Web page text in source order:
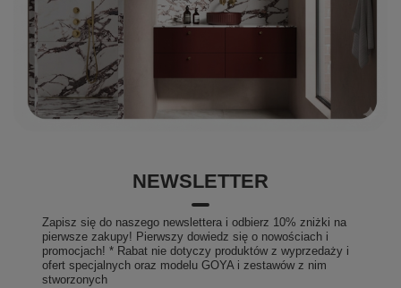
NEWSLETTER
Zapisz się do naszego newslettera i odbierz 10% zniżki na
pierwsze zakupy! Pierwszy dowiedz się o nowościach i
promocjach! * Rabat nie dotyczy produktów z wyprzedaży i
ofert specjalnych oraz modelu GOYA i zestawów z nim
stworzonych